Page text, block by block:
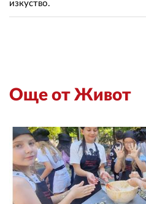
изкуство.
Още от Живот